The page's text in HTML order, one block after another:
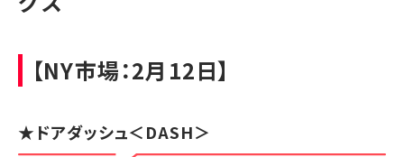
【NY市場：2月12日】
★ ドアダッシュ＜DASH＞